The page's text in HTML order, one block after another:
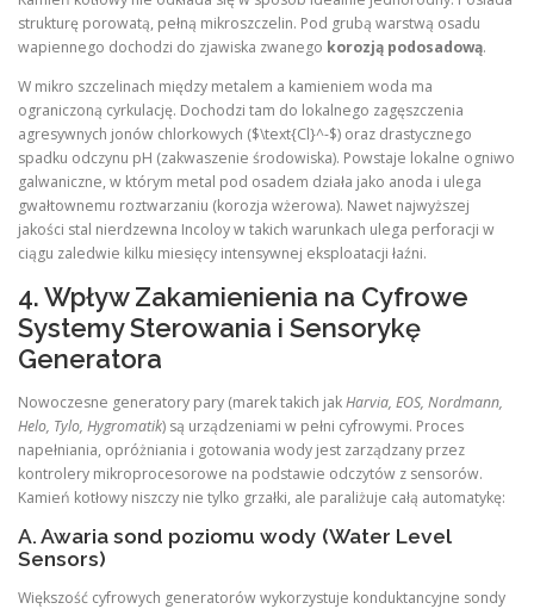
strukturę porowatą, pełną mikroszczelin. Pod grubą warstwą osadu
wapiennego dochodzi do zjawiska zwanego korozją podosadową.
W mikro szczelinach między metalem a kamieniem woda ma
ograniczoną cyrkulację. Dochodzi tam do lokalnego zagęszczenia
agresywnych jonów chlorkowych ($\text{Cl}^-$) oraz drastycznego
spadku odczynu pH (zakwaszenie środowiska). Powstaje lokalne ogniwo
galwaniczne, w którym metal pod osadem działa jako anoda i ulega
gwałtownemu roztwarzaniu (korozja wżerowa). Nawet najwyższej
jakości stal nierdzewna Incoloy w takich warunkach ulega perforacji w
ciągu zaledwie kilku miesięcy intensywnej eksploatacji łaźni.
4. Wpływ Zakamienienia na Cyfrowe
Systemy Sterowania i Sensorykę
Generatora
Nowoczesne generatory pary (marek takich jakHarvia, EOS, Nordmann,
Helo, Tylo, Hygromatik) są urządzeniami w pełni cyfrowymi. Proces
napełniania, opróżniania i gotowania wody jest zarządzany przez
kontrolery mikroprocesorowe na podstawie odczytów z sensorów.
Kamień kotłowy niszczy nie tylko grzałki, ale paraliżuje całą automatykę:
A. Awaria sond poziomu wody (Water Level
Sensors)
Większość cyfrowych generatorów wykorzystuje konduktancyjne sondy